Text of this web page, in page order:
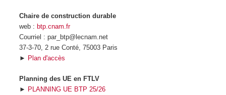
Chaire de construction durable
web : btp.cnam.fr
Courriel : par_btp@lecnam.net
37-3-70, 2 rue Conté, 75003 Paris
► Plan d'accès
Planning des UE en FTLV
► PLANNING UE BTP 25/26